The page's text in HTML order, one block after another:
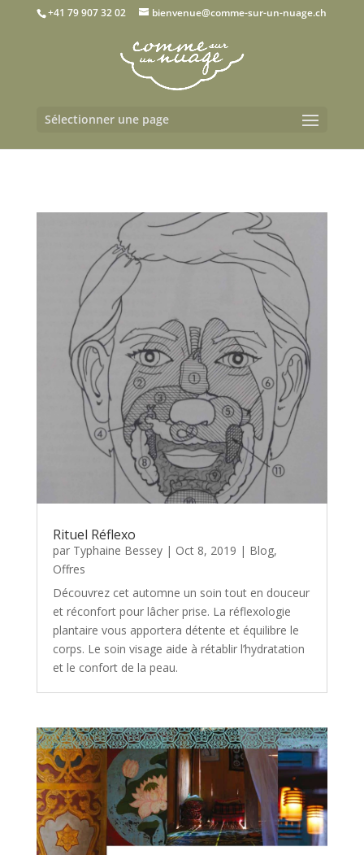
+41 79 907 32 02 bienvenue@comme-sur-un-nuage.ch
Sélectionner une page
Rituel Réflexo
par Typhaine Bessey| Oct 8, 2019 | Blog,
Offres
Découvrez cet automne un soin tout en douceur
et réconfort pour lâcher prise. La réflexologie
plantaire vous apportera détente et équilibre le
corps. Le soin visage aide à rétablir l’hydratation
et le confort de la peau.